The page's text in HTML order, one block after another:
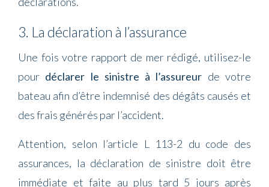
3. La déclaration à l’assurance
Une fois votre rapport de mer rédigé, utilisez-le
pour déclarer le sinistre à l’assureur de votre
bateau afin d’être indemnisé des dégâts causés et
des frais générés par l’accident.
Attention, selon l’article L 113-2 du code des
assurances, la déclaration de sinistre doit être
immédiate et faite au plus tard 5 jours après